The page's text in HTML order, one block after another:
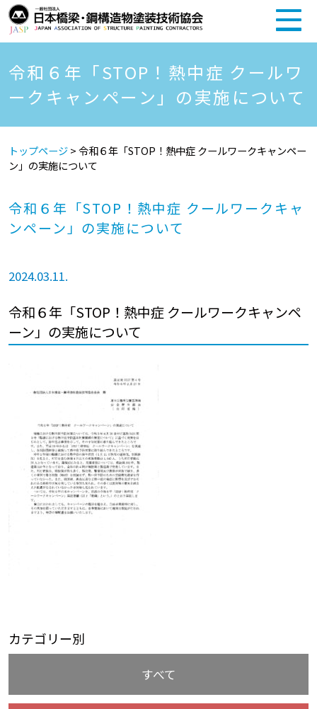
令和６年「STOP！熱中症 クールワ
ークキャンペーン」の実施について
トップページ>令和６年「STOP！熱中症 クールワークキャンペー
ン」の実施について
令和６年「STOP！熱中症 クールワークキャ
ンペーン」の実施について
2024.03.11.
令和６年「STOP！熱中症 クールワークキャンペ
ーン」の実施について
カテゴリー別
すべて